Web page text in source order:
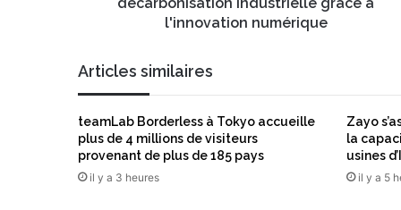
l
r
i
c
a
n
l'innovation numérique
Articles similaires
teamLab Borderless à Tokyo accueille
plus de 4 millions de visiteurs
provenant de plus de 185 pays
il y a 3 heures
Zayo
la
usines
il y a 5